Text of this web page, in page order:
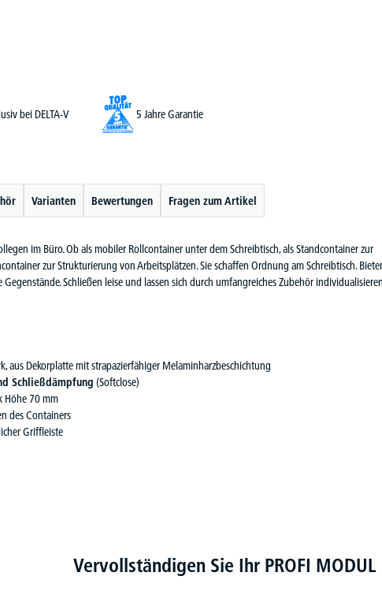
bei DELTA-V 5 Jahre Garantie
Varianten Bewertungen Fragen zum Artikel
im Büro. Ob als mobiler Rollcontainer unter dem Schreibtisch, als Standcontainer zur
zur Strukturierung von Arbeitsplätzen. Sie schaffen Ordnung am Schreibtisch.
Schließen leise und lassen sich durch umfangreiches Zubehör
aus Dekorplatte mit strapazierfähiger Melaminharzbeschichtung
Schließdämpfung (Softclose)
Höhe 70 mm
des Containers
Griffleiste
Vervollständigen Sie Ihr PROFI